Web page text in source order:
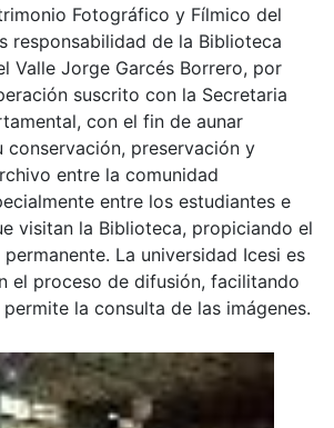
Fotográfico y Fílmico del
responsabilidad de la Biblioteca
Valle Jorge Garcés Borrero, por
suscrito con la Secretaria
con el fin de aunar
conservación, preservación y
entre la comunidad
entre los estudiantes e
visitan la Biblioteca, propiciando el
La universidad Icesi es
el proceso de difusión, facilitando
la consulta de las imágenes.